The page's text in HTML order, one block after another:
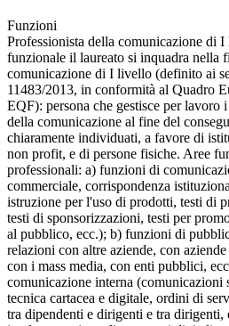
Funzioni
Professionista della comunicazione di
funzionale il laureato si inquadra nella
comunicazione di I livello (definito ai
11483/2013, in conformità al Quadro
EQF): persona che gestisce per lavoro
della comunicazione al fine del
chiaramente individuati, a favore di
non profit, e di persone fisiche. Aree
professionali: a) funzioni di
commerciale, corrispondenza
istruzione per l'uso di prodotti, testi di
testi di sponsorizzazioni, testi per
al pubblico, ecc.); b) funzioni di
relazioni con altre aziende, con
con i mass media, con enti pubblici,
comunicazione interna (comunicazioni
tecnica cartacea e digitale, ordini di
tra dipendenti e dirigenti e tra